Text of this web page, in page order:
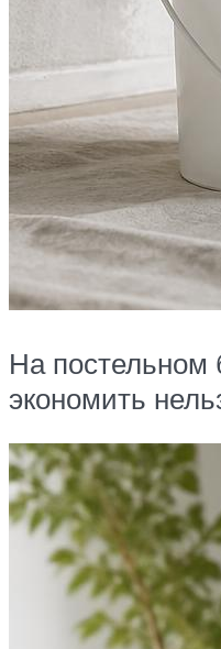
На постельном
экономить